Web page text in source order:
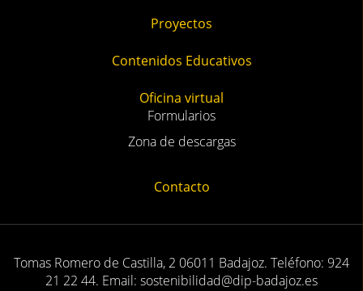
Proyectos
Contenidos Educativos
Oficina virtual
Formularios
Zona de descargas
Contacto
Tomas Romero de Castilla, 2 06011 Badajoz. Teléfono: 924
21 22 44. Email: sostenibilidad@dip-badajoz.es